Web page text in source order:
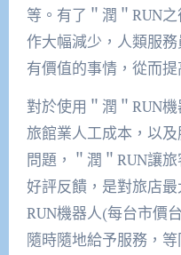
等。有了＂潤＂RUN
作大幅減少，人類服
有價值的事情，從而提
對於使用＂潤＂RUN
旅館業人工成本，以
問題，＂潤＂RUN讓
好評反饋，是對旅店
RUN機器人(每台市價
隨時隨地給予服務，